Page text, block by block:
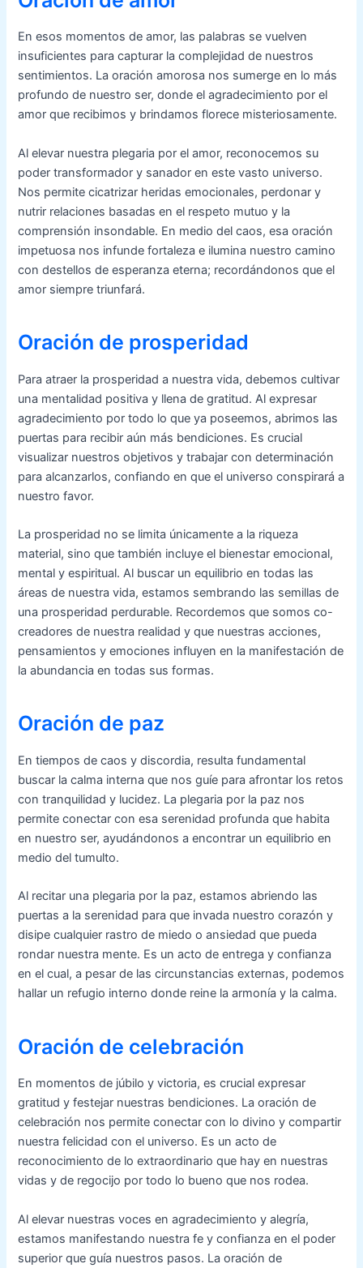
En esos momentos de amor, las palabras se vuelven
insuficientes para capturar la complejidad de nuestros
sentimientos. La oración amorosa nos sumerge en lo más
profundo de nuestro ser, donde el agradecimiento por el
amor que recibimos y brindamos florece misteriosamente.
Al elevar nuestra plegaria por el amor, reconocemos su
poder transformador y sanador en este vasto universo.
Nos permite cicatrizar heridas emocionales, perdonar y
nutrir relaciones basadas en el respeto mutuo y la
comprensión insondable. En medio del caos, esa oración
impetuosa nos infunde fortaleza e ilumina nuestro camino
con destellos de esperanza eterna; recordándonos que el
amor siempre triunfará.
Oración de prosperidad
Para atraer la prosperidad a nuestra vida, debemos cultivar
una mentalidad positiva y llena de gratitud. Al expresar
agradecimiento por todo lo que ya poseemos, abrimos las
puertas para recibir aún más bendiciones. Es crucial
visualizar nuestros objetivos y trabajar con determinación
para alcanzarlos, confiando en que el universo conspirará a
nuestro favor.
La prosperidad no se limita únicamente a la riqueza
material, sino que también incluye el bienestar emocional,
mental y espiritual. Al buscar un equilibrio en todas las
áreas de nuestra vida, estamos sembrando las semillas de
una prosperidad perdurable. Recordemos que somos co-
creadores de nuestra realidad y que nuestras acciones,
pensamientos y emociones influyen en la manifestación de
la abundancia en todas sus formas.
Oración de paz
En tiempos de caos y discordia, resulta fundamental
buscar la calma interna que nos guíe para afrontar los retos
con tranquilidad y lucidez. La plegaria por la paz nos
permite conectar con esa serenidad profunda que habita
en nuestro ser, ayudándonos a encontrar un equilibrio en
medio del tumulto.
Al recitar una plegaria por la paz, estamos abriendo las
puertas a la serenidad para que invada nuestro corazón y
disipe cualquier rastro de miedo o ansiedad que pueda
rondar nuestra mente. Es un acto de entrega y confianza
en el cual, a pesar de las circunstancias externas, podemos
hallar un refugio interno donde reine la armonía y la calma.
Oración de celebración
En momentos de júbilo y victoria, es crucial expresar
gratitud y festejar nuestras bendiciones. La oración de
celebración nos permite conectar con lo divino y compartir
nuestra felicidad con el universo. Es un acto de
reconocimiento de lo extraordinario que hay en nuestras
vidas y de regocijo por todo lo bueno que nos rodea.
Al elevar nuestras voces en agradecimiento y alegría,
estamos manifestando nuestra fe y confianza en el poder
superior que guía nuestros pasos. La oración de